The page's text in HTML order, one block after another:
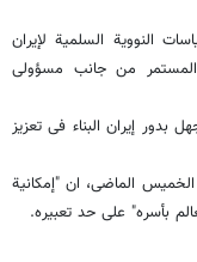
النوویة السلمیة لإیران
المستمر من جانب مسؤولی
إیران البناء فی تعزیز
الماضی، ان "إمکانیة
بأسره" على حد تعبیره.